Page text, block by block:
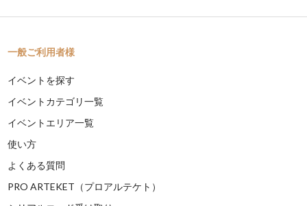
一般ご利用者様
イベントを探す
イベントカテゴリ一覧
イベントエリア一覧
使い方
よくある質問
PRO ARTEKET（プロアルテケト）